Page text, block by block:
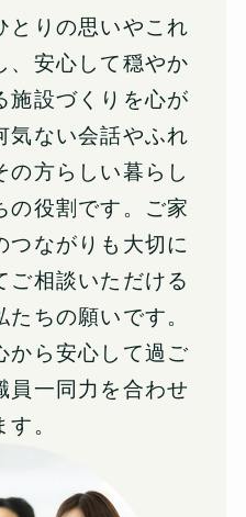
とりの思いやこれ
、安心して穏やか
施設づくりを心が
気ない会話やふれ
の方らしい暮らし
の役割です。ご家
つながりも大切に
ご相談いただける
ちの願いです。
から安心して過ご
員一同力を合わせ
。